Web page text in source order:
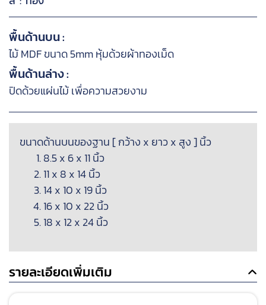
พื้นด้านบน :
ไม้ MDF ขนาด 5mm หุ้มด้วยผ้าทองเม็ด
พื้นด้านล่าง :
ปิดด้วยแผ่นไม้ เพื่อความสวยงาม
ขนาดด้านบนของฐาน [ กว้าง x ยาว x สูง ] นิ้ว
8.5 x 6 x 11 นิ้ว
11 x 8 x 14 นิ้ว
14 x 10 x 19 นิ้ว
16 x 10 x 22 นิ้ว
18 x 12 x 24 นิ้ว
รายละเอียดเพิ่มเติม